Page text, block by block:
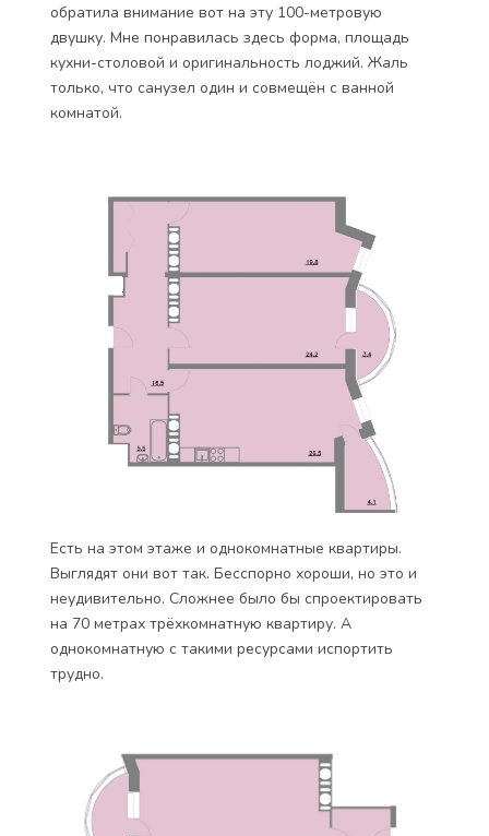
обратила внимание вот на эту 100-метровую
двушку. Мне понравилась здесь форма, площадь
кухни-столовой и оригинальность лоджий. Жаль
только, что санузел один и совмещён с ванной
комнатой.
Есть на этом этаже и однокомнатные квартиры.
Выглядят они вот так. Бесспорно хороши, но это и
неудивительно. Сложнее было бы спроектировать
на 70 метрах трёхкомнатную квартиру. А
однокомнатную с такими ресурсами испортить
трудно.